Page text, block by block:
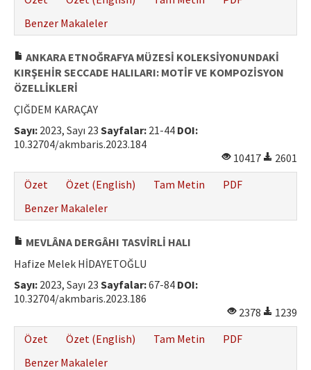
Benzer Makaleler
ANKARA ETNOĞRAFYA MÜZESİ KOLEKSİYONUNDAKİ
KIRŞEHİR SECCADE HALILARI: MOTİF VE KOMPOZİSYON
ÖZELLİKLERİ
ÇIĞDEM KARAÇAY
Sayı: 2023, Sayı 23 Sayfalar: 21-44 DOI:
10.32704/akmbaris.2023.184
10417
2601
Özet
Özet (English) Tam Metin
PDF
Benzer Makaleler
MEVLÂNA DERGÂHI TASVİRLİ HALI
Hafize Melek HİDAYETOĞLU
Sayı: 2023, Sayı 23 Sayfalar:67-84 DOI:
10.32704/akmbaris.2023.186
2378
1239
Özet
Özet (English) Tam Metin
PDF
Benzer Makaleler